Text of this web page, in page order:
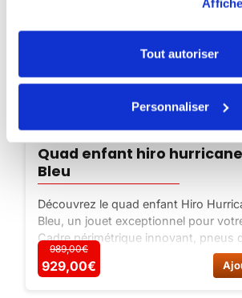
Tout autoriser
Personnaliser
Indisponible
Quad enfant hiro hurricane
Bleu
Découvrez le quad enfant Hiro
Bleu, un jouet exceptionnel pour
Cadre périmétrique innovant, pneus
moteur Lifan 125cc, freins au
renforcée. Offrez-lui une expérience
929,00€
989,00€
929,00€